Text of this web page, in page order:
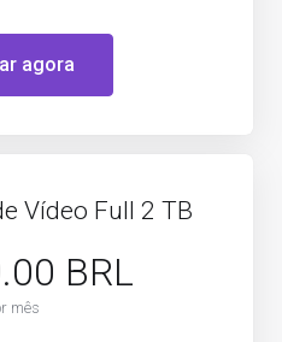
agora
Vídeo Full 2 TB
BRL
mês